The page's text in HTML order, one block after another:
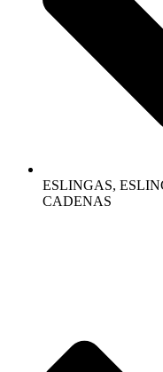
ESLINGAS,
CADENAS